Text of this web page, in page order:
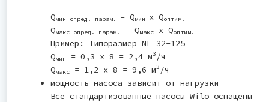
Qмин опред. парам. = Qмин x Qоптим.
Qмакс опред. парам. = Qмакс x Qоптим.
Пример: Типоразмер NL 32-125
Qмин = 0,3 x 8 = 2,4 м3 /ч
Qмакс = 1,2 x 8 = 9,6 м3 /ч
мощность насоса зависит от нагрузки
Все стандартизованные насосы Wilo оснащены